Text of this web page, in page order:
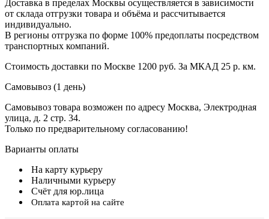
Доставка в пределах Москвы осуществляется в зависимости
от склада отгрузки товара и объёма и рассчитывается
индивидуально.
В регионы отгрузка по форме 100% предоплаты посредством
транспортных компаний.
Стоимость доставки по Москве 1200 руб. За МКАД 25 р. км.
Самовывоз (1 день)
Самовывоз товара возможен по адресу Москва, Электродная
улица, д. 2 стр. 34.
Только по предварительному согласованию!
Варианты оплаты
На карту курьеру
Наличными курьеру
Счёт для юр.лица
Оплата картой на сайте